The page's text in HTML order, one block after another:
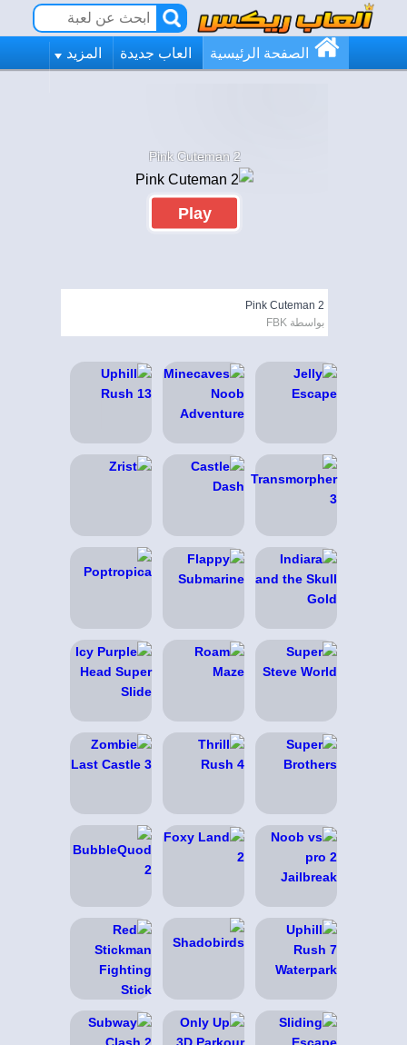
الصفحة الرئيسية العاب جديدة المزيد
Pink Cuteman 2
Play
Pink Cuteman 2
بواسطة FBK